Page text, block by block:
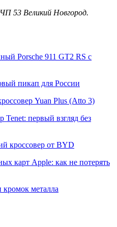
53 Великий Новгород.
Porsche 911 GT2 RS с
пикап для России
Yuan Plus (Atto 3)
первый взгляд без
кроссовер от BYD
карт Apple: как не потерять
кромок металла